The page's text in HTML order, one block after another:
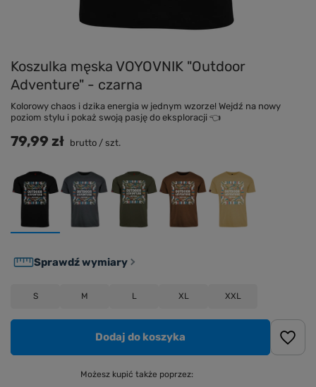
Koszulka męska VOYOVNIK "Outdoor
Adventure" - czarna
Kolorowy chaos i dzika energia w jednym wzorze! Wejdź na nowy
poziom stylu i pokaż swoją pasję do eksploracji 👈
S M L XL XXL
Sprawdź wymiary
79,99 zł brutto / szt.
Dodaj do koszyka
Możesz kupić także poprzez: